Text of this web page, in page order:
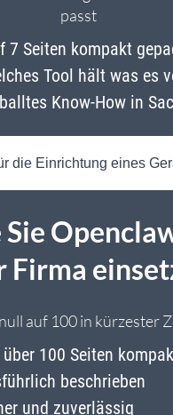
die Einrichtung eines